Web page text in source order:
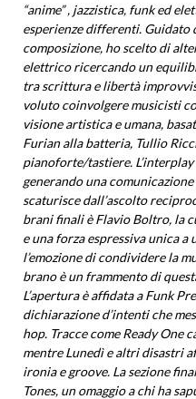
“anime” , jazzistica, funk ed
esperienze differenti. Guidato
composizione, ho scelto di
elettrico ricercando un
tra scrittura e libertà
voluto coinvolgere musicisti
visione artistica e umana,
Furian alla batteria, Tullio
pianoforte/tastiere.
generando una
scaturisce dall’ascolto
brani finali è Flavio Boltro, la
e una forza espressiva unica
l’emozione di condividere la
brano è un frammento di
L’apertura è affidata a Funk
dichiarazione d’intenti che
hop. Tracce come Ready One
mentre Lunedì e altri disastri
ironia e groove. La sezione
Tones, un omaggio a chi ha